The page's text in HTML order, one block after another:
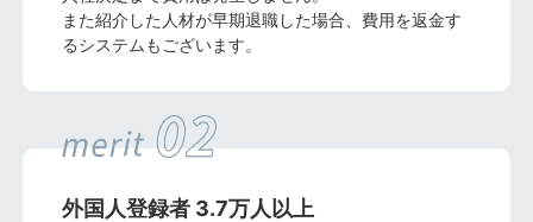
また紹介した人材が早期退職した場合、費用を返金す
るシステムもございます。
外国人登録者 3.7万人以上